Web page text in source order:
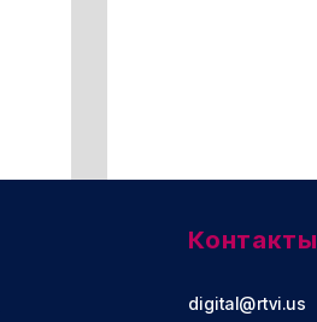
Контакты
digital@rtvi.us